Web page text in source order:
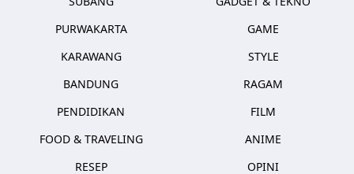
PURWAKARTA
KARAWANG
BANDUNG
PENDIDIKAN
FOOD & TRAVELING
RESEP
GAME
STYLE
RAGAM
FILM
ANIME
OPINI